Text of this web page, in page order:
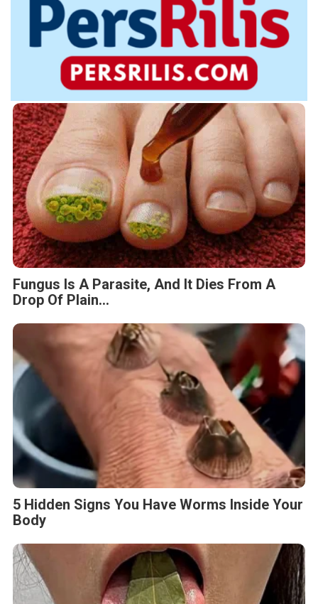
Fungus Is A Parasite, And It Dies From A
Drop Of Plain...
5 Hidden Signs You Have Worms Inside Your
Body